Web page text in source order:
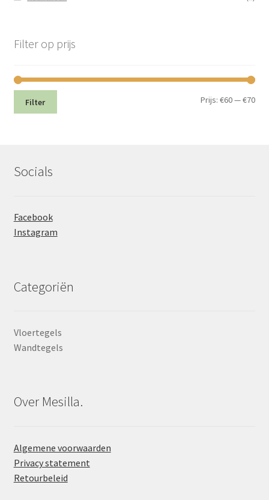
Filter op prijs
Min.
Filter Prijs:€60—€70
Socials
Facebook
Instagram
Categoriën
Vloertegels
Wandtegels
Over Mesilla.
Algemene voorwaarden
Privacy statement
Retourbeleid